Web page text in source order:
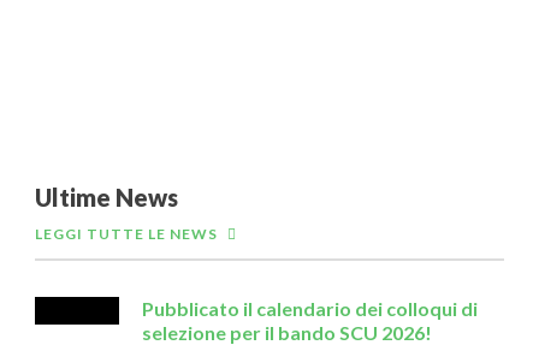
Ultime News
LEGGI TUTTE LE NEWS
Pubblicato il calendario dei colloqui di
selezione per il bando SCU 2026!